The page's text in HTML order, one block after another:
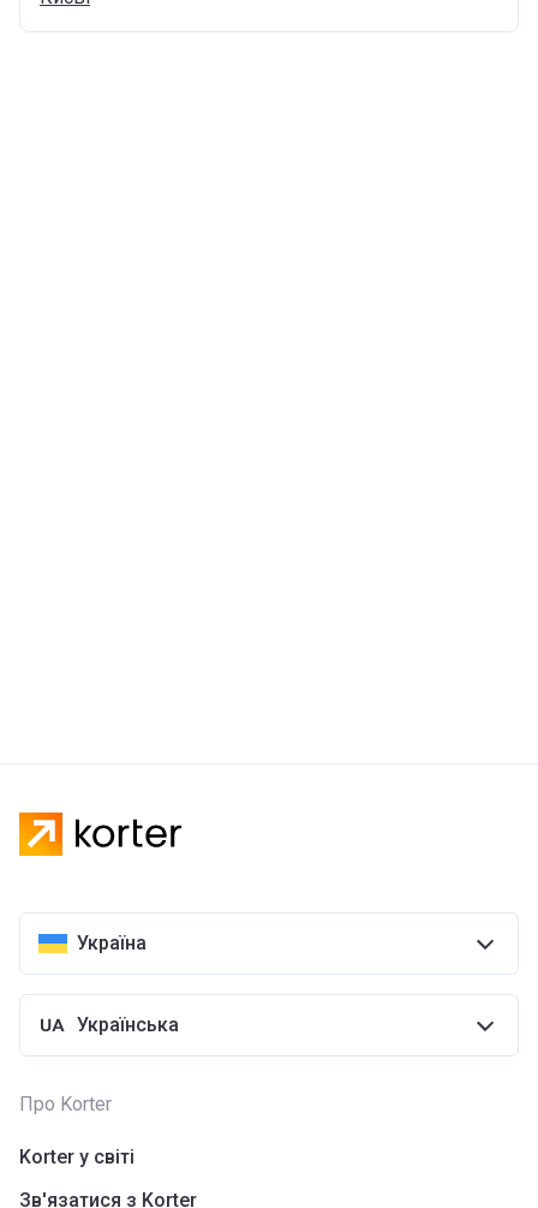
Україна
Українська
Про Korter
Korter у світі
Зв'язатися з Korter